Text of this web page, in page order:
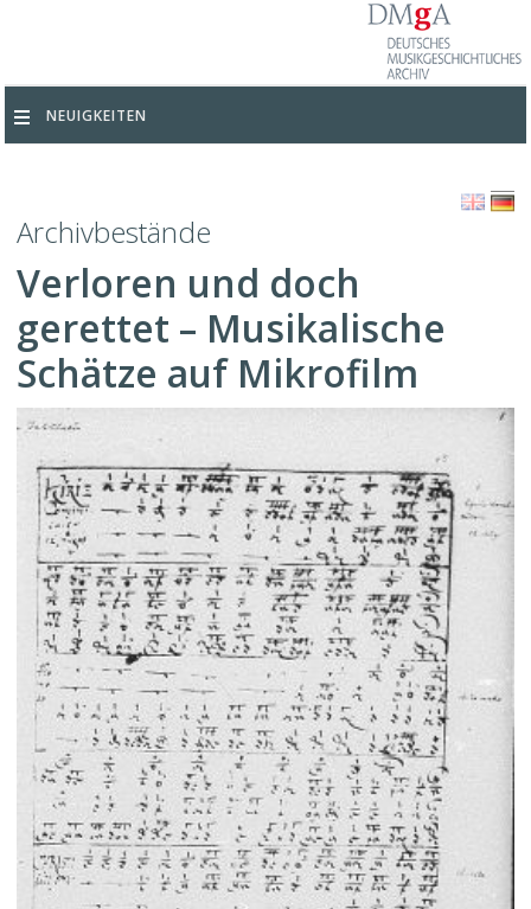
NEUIGKEITEN
Archivbestände
Verloren und doch
gerettet – Musikalische
Schätze auf Mikrofilm